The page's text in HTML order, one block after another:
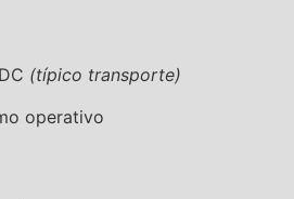
(típico transporte)
operativo